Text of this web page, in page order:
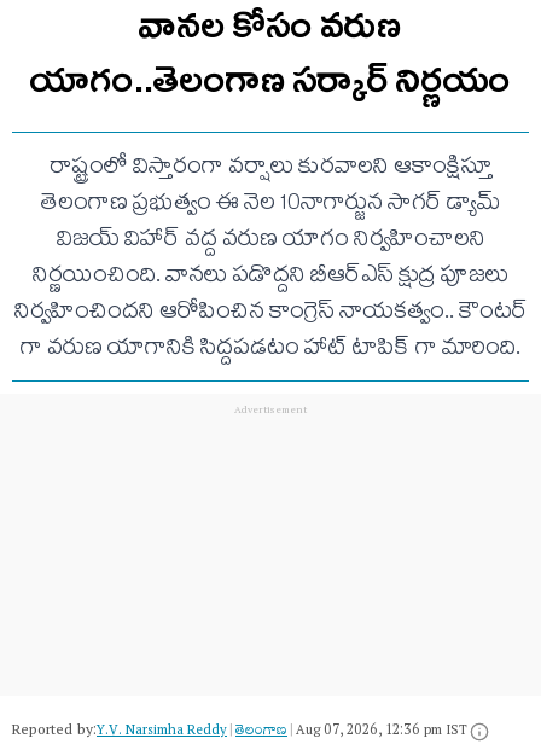
వానల కోసం వరుణ
యాగం..తెలంగాణ సర్కార్ నిర్ణయం
రాష్ట్రంలో విస్తారంగా వర్షాలు కురవాలని ఆకాంక్షిస్తూ
తెలంగాణ ప్రభుత్వం ఈ నెల 10నాగార్జున సాగర్ డ్యామ్
విజయ్ విహార్ వద్ద వరుణ యాగం నిర్వహించాలని
నిర్ణయించింది. వానలు పడొద్దని బీఆర్ఎస్ క్షుద్ర పూజలు
నిర్వహించిందని ఆరోపించిన కాంగ్రెస్ నాయకత్వం.. కౌంటర్
గా వరుణ యాగానికి సిద్దపడటం హాట్ టాపిక్ గా మారింది.
Reported by:Y.V. Narsimha Reddy|తెలంగాణ‌|Aug 07, 2026, 12:36 pm IST